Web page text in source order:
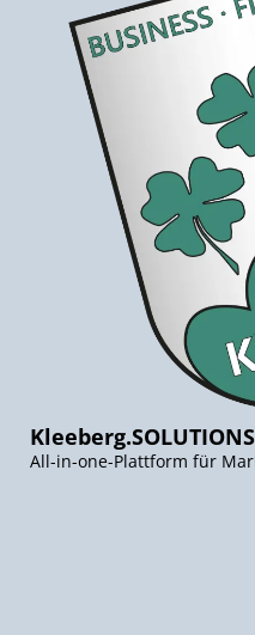
Kleeberg.SOLUTIONS
All-in-one-Plattform für